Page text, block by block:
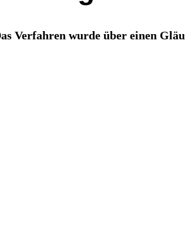
Verfahren wurde über einen